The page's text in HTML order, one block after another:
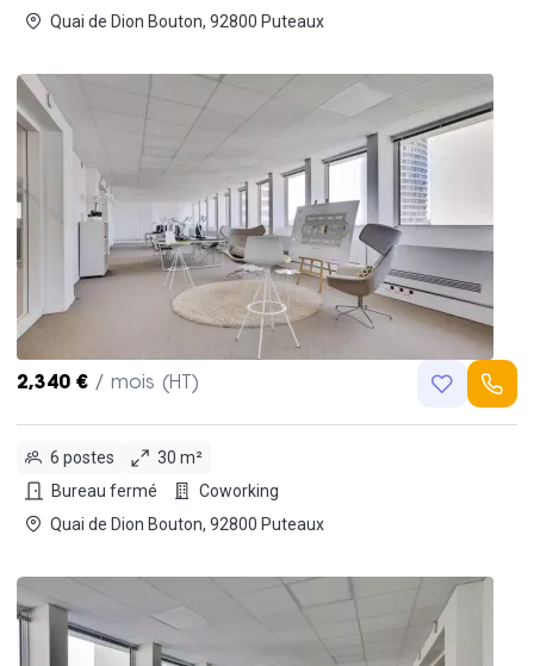
Quai de Dion Bouton, 92800 Puteaux
2,340 € / mois (HT)
6 postes
30 m²
Bureau fermé
Coworking
Quai de Dion Bouton, 92800 Puteaux